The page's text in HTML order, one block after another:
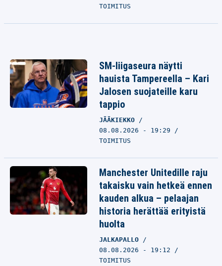
TOIMITUS
SM-liigaseura näytti
hauista Tampereella – Kari
Jalosen suojateille karu
tappio
JÄÄKIEKKO
08.08.2026 - 19:29
TOIMITUS
Manchester Unitedille raju
takaisku vain hetkeä ennen
kauden alkua – pelaajan
historia herättää erityistä
huolta
JALKAPALLO
08.08.2026 - 19:12
TOIMITUS